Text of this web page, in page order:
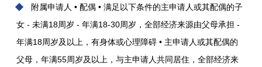
附属申请人 • 配偶 • 满足以下条件的主申请人或其配偶的子
女 - 未满18周岁 - 年满18-30周岁，全部经济来源由父母承担 -
年满18周岁及以上，有身体或心理障碍 • 主申请人或其配偶的
父母，年满55周岁及以上，与主申请人共同居住，全部经济来